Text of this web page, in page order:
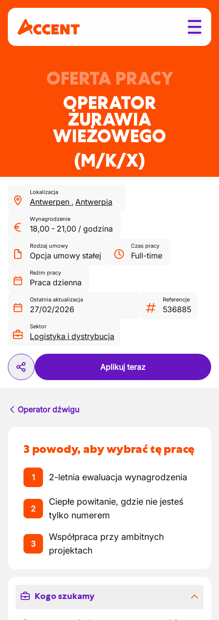
OFERTA PRACY
OPERATOR
ŻURAWIA
WIEŻOWEGO
(M/K/X)
Lokalizacja
Antwerpen , Antwerpia
Wynagrodzenie
18,00 - 21,00 / godzina
Rodzaj umowy
Opcja umowy stałej
Czas pracy
Full-time
Reżim pracy
Praca dzienna
Ostatnia aktualizacja
27/02/2026
Referencje
536885
Sektor
Logistyka i dystrybucja
Aplikuj teraz
Operator dźwigu
3 powody, aby wybrać tę pracę
1 2-letnia ewaluacja wynagrodzenia
2
Ciepłe powitanie, gdzie nie jesteś
tylko numerem
3
Współpraca przy ambitnych
projektach
Kogo szukamy